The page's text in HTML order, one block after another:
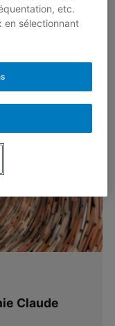
Claude
etc.
en sélectionnant